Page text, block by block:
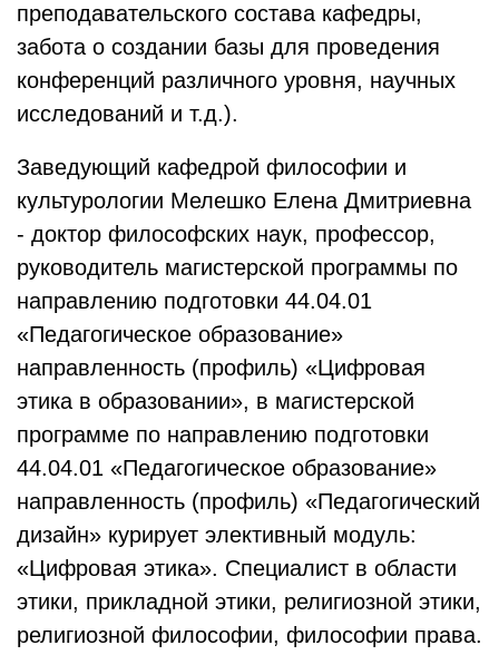
преподавательского состава кафедры,
забота о создании базы для проведения
конференций различного уровня, научных
исследований и т.д.).
Заведующий кафедрой философии и
культурологии Мелешко Елена Дмитриевна
- доктор философских наук, профессор,
руководитель магистерской программы по
направлению подготовки 44.04.01
«Педагогическое образование»
направленность (профиль) «Цифровая
этика в образовании», в магистерской
программе по направлению подготовки
44.04.01 «Педагогическое образование»
направленность (профиль) «Педагогический
дизайн» курирует элективный модуль:
«Цифровая этика». Специалист в области
этики, прикладной этики, религиозной этики,
религиозной философии, философии права.